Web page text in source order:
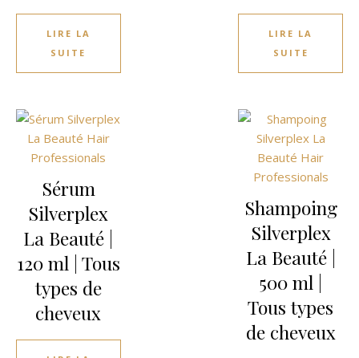
LIRE LA
SUITE
LIRE LA
SUITE
Sérum
Silverplex
La Beauté |
120 ml | Tous
types de
cheveux
Shampoing
Silverplex
La Beauté |
500 ml |
Tous types
de cheveux